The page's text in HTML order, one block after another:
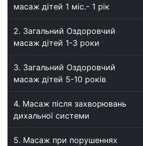
масаж дітей 1 міс.- 1 рік
2. Загальний Оздоровчий
масаж дітей 1-3 роки
3. Загальний Оздоровчий
масаж дітей 5-10 років
4. Масаж після захворювань
дихальної системи
5. Масаж при порушеннях